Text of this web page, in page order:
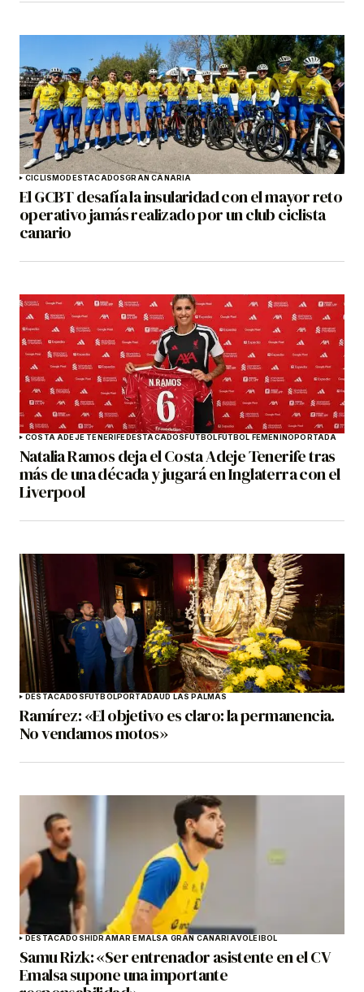
CICLISMODESTACADOSGRAN CANARIA
El GCBT desafía la insularidad con el mayor reto
operativo jamás realizado por un club ciclista
canario
COSTA ADEJE TENERIFEDESTACADOSFÚTBOLFÚTBOL FEMENINOPORTADA
Natalia Ramos deja el Costa Adeje Tenerife tras
más de una década y jugará en Inglaterra con el
Liverpool
DESTACADOSFÚTBOLPORTADAUD LAS PALMAS
Ramírez: «El objetivo es claro: la permanencia.
No vendamos motos»
DESTACADOSHIDRAMAR EMALSA GRAN CANARIAVOLEIBOL
Samu Rizk: «Ser entrenador asistente en el CV
Emalsa supone una importante